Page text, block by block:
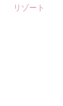
リゾート